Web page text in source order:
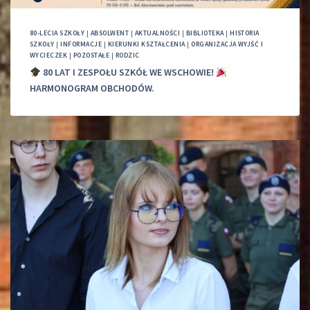
80-LECIA SZKOŁY | ABSOLWENT | AKTUALNOŚCI | BIBLIOTEKA|HISTORIA
SZKOŁY |INFORMACJE | KIERUNKI KSZTAŁCENIA|ORGANIZACJA WYJŚĆ I
WYCIECZEK | POZOSTAŁE | RODZIC
80 LAT I ZESPOŁU SZKÓŁ WE WSCHOWIE!
HARMONOGRAM OBCHODÓW.